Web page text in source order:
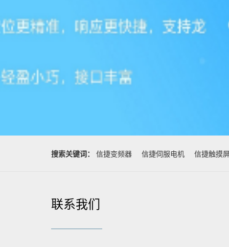
搜索关键词： 信捷变频器 信捷伺服电机 信捷触摸
联系我们